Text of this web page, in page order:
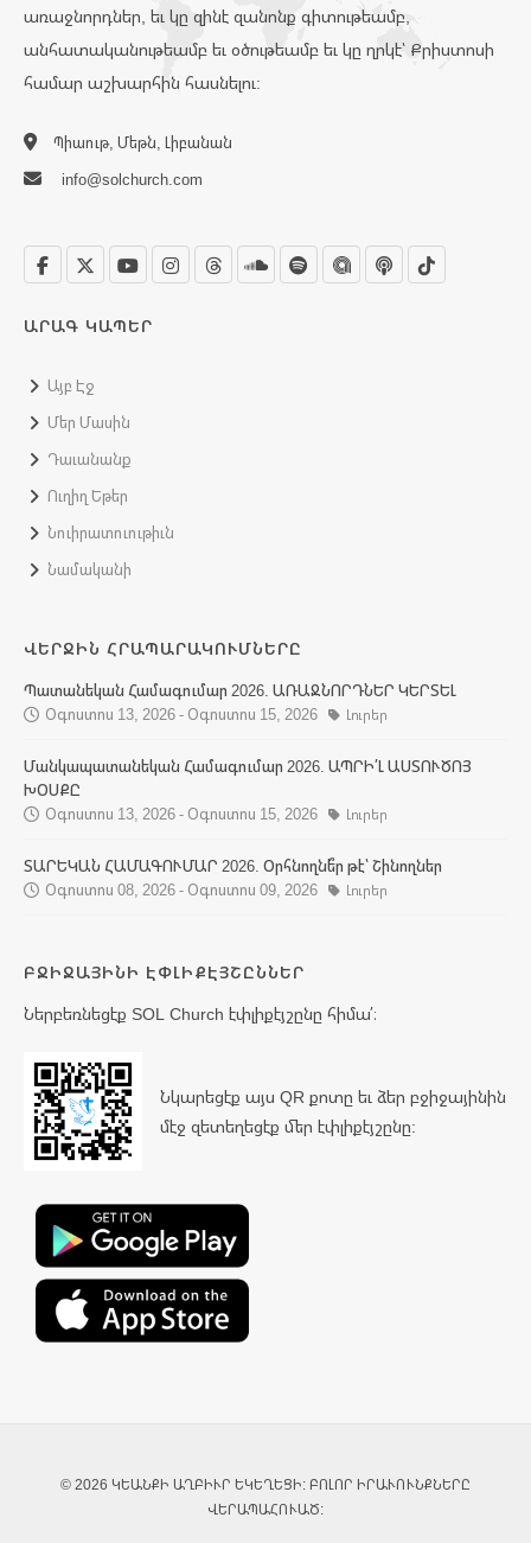
առաջնորդներ, եւ կը զինէ զանոնք գիտութեամբ,
անհատականութեամբ եւ օծութեամբ եւ կը ղրկէ՝ Քրիստոսի
համար աշխարհին հասնելու:
Պիաութ, Մեթն, Լիբանան
info@solchurch.com
ԱՐԱԳ ԿԱՊԵՐ
Այբ Էջ
Մեր Մասին
Դաւանանք
Ուղիղ Եթեր
Նուիրատուութիւն
Նամականի
ՎԵՐՋԻՆ ՀՐԱՊԱՐԱԿՈՒՄՆԵՐԸ
Պատանեկան Համագումար 2026. ԱՌԱՋՆՈՐԴՆԵՐ ԿԵՐՏԵԼ
Օգոստոս 13, 2026 - Օգոստոս 15, 2026
Լուրեր
Մանկապատանեկան Համագումար 2026. ԱՊՐԻ՛Լ ԱՍՏՈՒԾՈՅ
ԽՕՍՔԸ
Օգոստոս 13, 2026 - Օգոստոս 15, 2026
Լուրեր
ՏԱՐԵԿԱՆ ՀԱՄԱԳՈՒՄԱՐ 2026. Օրհնողնե՞ր թէ՝ Շինողներ
Օգոստոս 08, 2026 - Օգոստոս 09, 2026
Լուրեր
ԲՋԻՋԱՅԻՆԻ ԷՓԼԻՔԷՅՇԸՆՆԵՐ
Ներբեռնեցէք SOL Church էփլիքէյշընը հիմա՛։
Նկարեցէք այս QR քոտը եւ ձեր բջիջայինին
մէջ զետեղեցէք մեր էփլիքէյշընը:
© 2026 ԿԵԱՆՔԻ ԱՂԲԻՒՐ ԵԿԵՂԵՑԻ: ԲՈԼՈՐ ԻՐԱՒՈՒՆՔՆԵՐԸ
ՎԵՐԱՊԱՀՈՒԱԾ: